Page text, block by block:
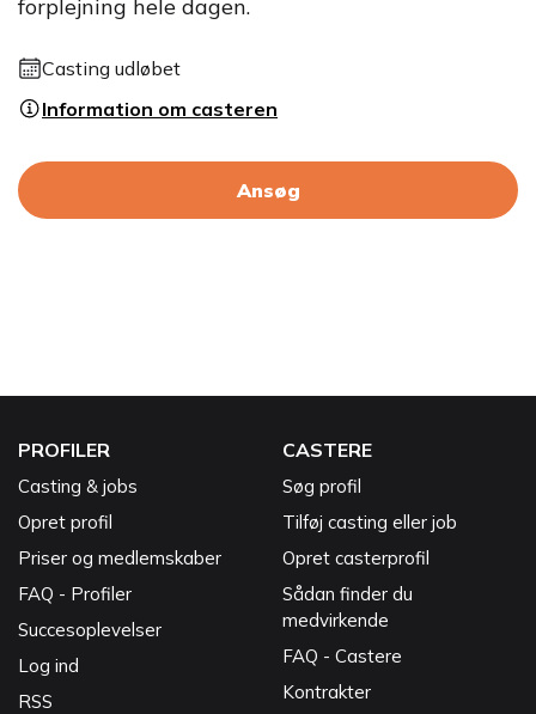
forplejning hele dagen.
Casting udløbet
Information om casteren
Ansøg
PROFILER
Casting & jobs
Opret profil
Priser og medlemskaber
FAQ - Profiler
Succesoplevelser
Log ind
RSS
CASTERE
Søg profil
Tilføj casting eller job
Opret casterprofil
Sådan finder du
medvirkende
FAQ - Castere
Kontrakter